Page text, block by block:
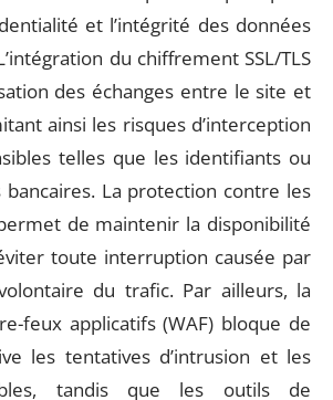
et l’intégrité des données
du chiffrement SSL/TLS
des échanges entre le site et
ainsi les risques d’interception
telles que les identifiants ou
La protection contre les
de maintenir la disponibilité
toute interruption causée par
du trafic. Par ailleurs, la
feux applicatifs (WAF) bloque de
les tentatives d’intrusion et les
tandis que les outils de